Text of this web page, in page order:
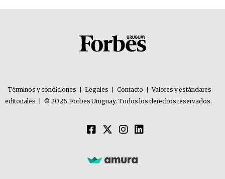
Términos y condiciones Legales Contacto
Valores y estándares
editoriales
© 2026. Forbes Uruguay. Todos los derechos reservados.